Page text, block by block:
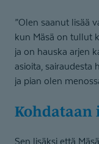
”Olen saanut lisää
kun Mäsä on tullut
ja on hauska arjen
asioita, sairaudesta
ja pian olen
Sen lisäksi että